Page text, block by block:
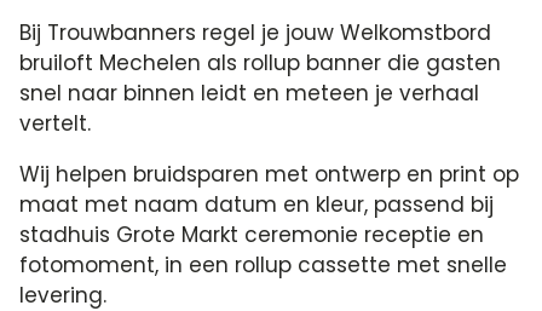
Bij Trouwbanners regel je jouw Welkomstbord
bruiloft Mechelen als rollup banner die gasten
snel naar binnen leidt en meteen je verhaal
vertelt.
Wij helpen bruidsparen met ontwerp en print op
maat met naam datum en kleur, passend bij
stadhuis Grote Markt ceremonie receptie en
fotomoment, in een rollup cassette met snelle
levering.